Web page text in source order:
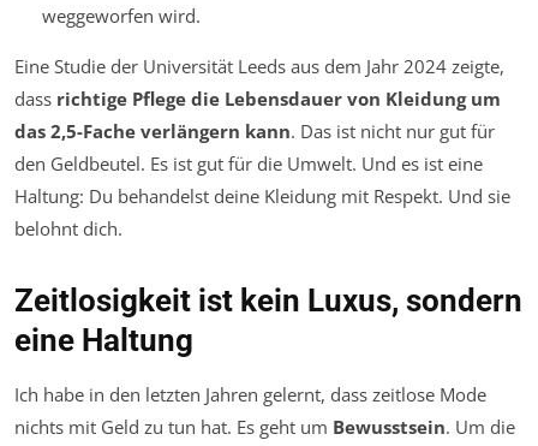
weggeworfen wird.
Eine Studie der Universität Leeds aus dem Jahr 2024 zeigte,
dass richtige Pflege die Lebensdauer von Kleidung um
das 2,5-Fache verlängern kann. Das ist nicht nur gut für
den Geldbeutel. Es ist gut für die Umwelt. Und es ist eine
Haltung: Du behandelst deine Kleidung mit Respekt. Und sie
belohnt dich.
Zeitlosigkeit ist kein Luxus, sondern
eine Haltung
Ich habe in den letzten Jahren gelernt, dass zeitlose Mode
nichts mit Geld zu tun hat. Es geht um Bewusstsein. Um die